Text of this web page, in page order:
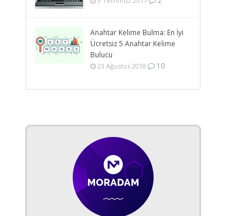
Anahtar Kelime Bulma: En İyi
Ücretsiz 5 Anahtar Kelime
Bulucu
23 Ağustos 2018 10